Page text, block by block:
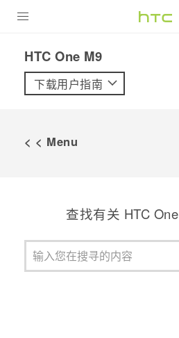
VIVE
支持帮助
HTC One M9‎
下载用户指南
< < Menu
查找有关 HTC